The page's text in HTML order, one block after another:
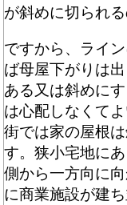
が斜めに切られる
ですから、ライ
ば母屋下がりは
ある又は斜めに
は心配しなくて
街では家の屋根
す。狭小宅地に
側から一方向に
に商業施設が建